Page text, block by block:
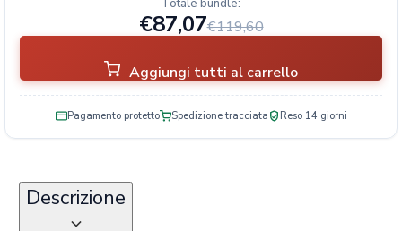
€87,07€119,60
Aggiungi tutti al carrello
Pagamento protetto Spedizione tracciata Reso 14 giorni
Descrizione